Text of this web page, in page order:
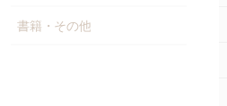
書籍・その他